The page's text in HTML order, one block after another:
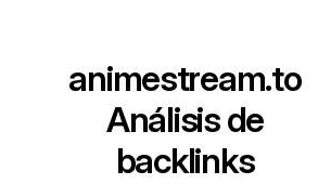
animestream.to
Análisis de
backlinks